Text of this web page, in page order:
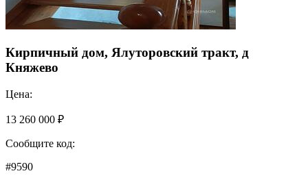
Кирпичный дом, Ялуторовский тракт, д
Княжево
Цена:
13 260 000 ₽
Сообщите код:
#9590